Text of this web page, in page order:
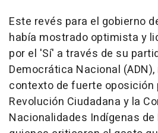
Este revés para el gobierno
había mostrado optimista y
por el 'Sí' a través de su
Democrática Nacional
contexto de fuerte oposición
Revolución Ciudadana y la
Nacionalidades Indígenas de